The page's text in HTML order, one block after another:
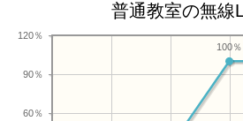
普通教室の無線
60％
90％
120％
100％